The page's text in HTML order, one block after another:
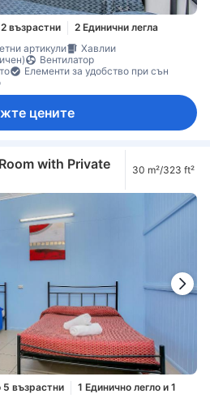
възрастни
2 Единични легла
артикули
Хавлии
Вентилатор
Елементи за удобство при сън
цените
with Private
30 m²/323 ft²
възрастни
1 Единично легло и 1